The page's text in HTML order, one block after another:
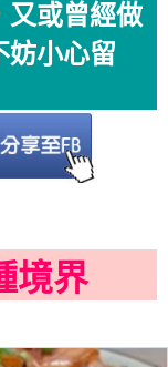
又或曾經做
妨小心留
境界